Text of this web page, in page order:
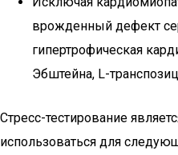
врожденный дефект
гипертрофическая
Эбштейна, L-
Стресс-тестирование
использоваться для